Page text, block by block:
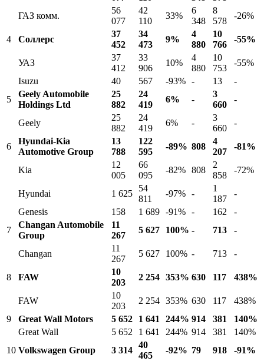
ГАЗ комм.
56
077
42
110
33%
6
348
8
578
-26%
4 Соллерс
37
452
34
473
9%
4
880
10
766
-55%
УАЗ
37
412
33
906
10%
4
880
10
753
-55%
Isuzu
40 567 -93% - 13
-
5
Geely Automobile
Holdings Ltd
25
882
24
419
6% -
3
660
-
Geely
25
882
24
419
6% -
3
660
-
6
Hyundai-Kia
Automotive Group
13
788
122
595
-89% 808
4
207
-81%
Kia
12
005
66
095
-82% 808
2
858
-72%
Hyundai 1 625
54
811
-97% -
1
187
-
Genesis
158 1 689 -91% - 162
-
7
Changan Automobile
Group
11
267
5 627 100% - 713 -
Changan
11
267
5 627 100% - 713 -
8 FAW
10
203
2 254 353% 630 117 438%
FAW
10
203
2 254 353% 630 117
438%
9
Great Wall Motors 5 652 1 641 244% 914 381
140%
Great Wall
5 652 1 641 244% 914 381
140%
10 Volkswagen Group 3 314
40
465
-92% 79 918 -91%